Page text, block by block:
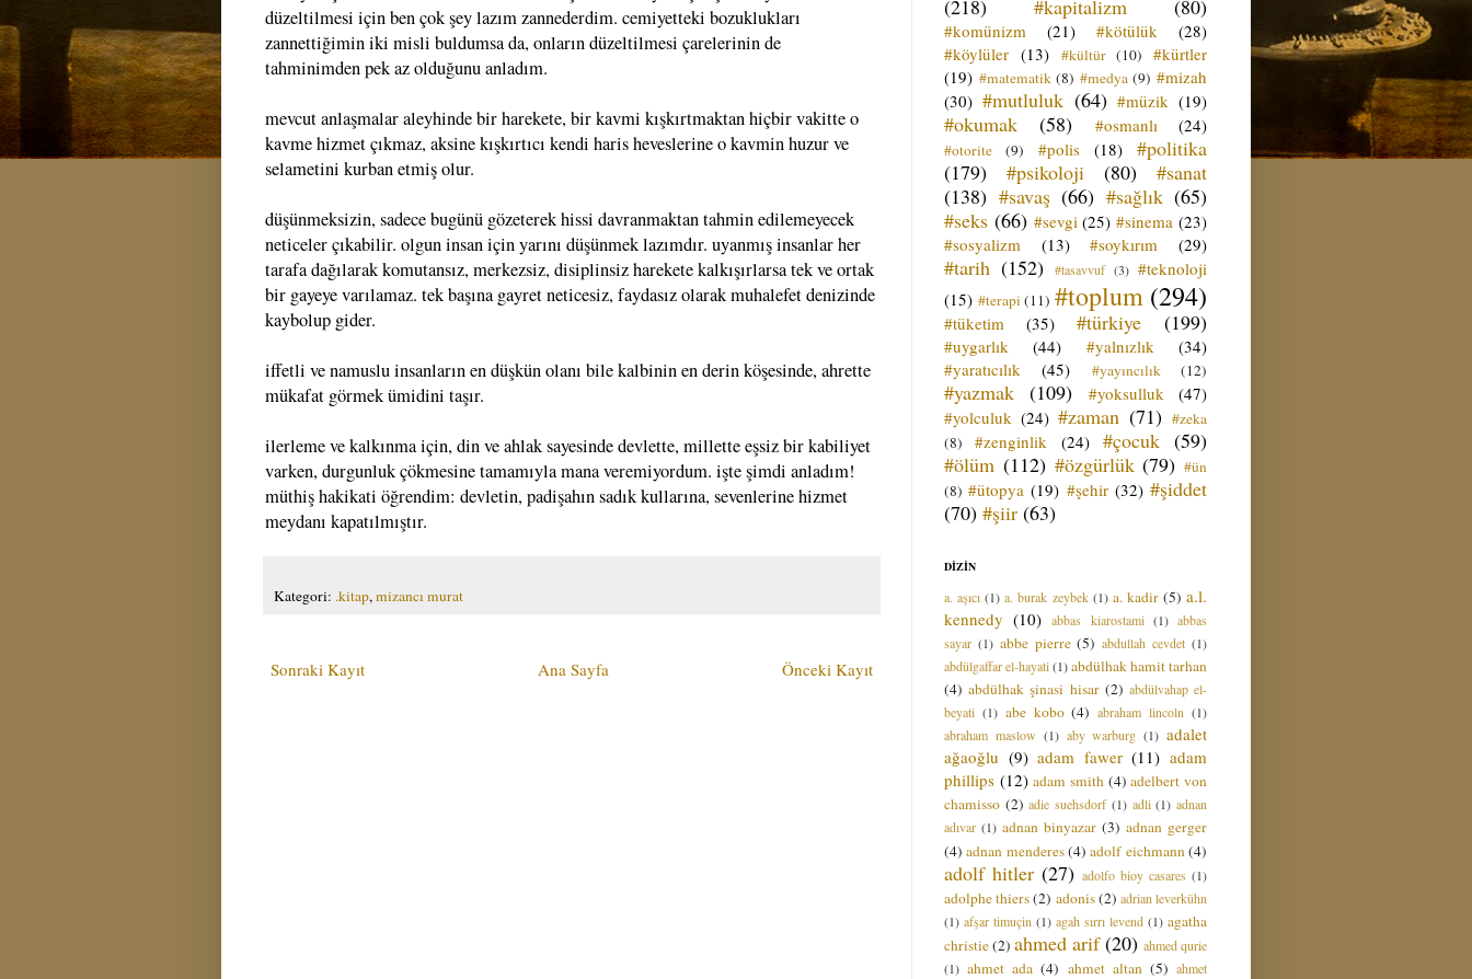
düzeltilmesi için ben çok şey lazım zannederdim. cemiyetteki bozuklukları
zannettiğimin iki misli buldumsa da, onların düzeltilmesi çarelerinin de
tahminimden pek az olduğunu anladım.
mevcut anlaşmalar aleyhinde bir harekete, bir kavmi kışkırtmaktan hiçbir vakitte o
kavme hizmet çıkmaz, aksine kışkırtıcı kendi haris heveslerine o kavmin huzur ve
selametini kurban etmiş olur.
düşünmeksizin, sadece bugünü gözeterek hissi davranmaktan tahmin edilemeyecek
neticeler çıkabilir. olgun insan için yarını düşünmek lazımdır. uyanmış insanlar her
tarafa dağılarak komutansız, merkezsiz, disiplinsiz harekete kalkışırlarsa tek ve ortak
bir gayeye varılamaz. tek başına gayret neticesiz, faydasız olarak muhalefet denizinde
kaybolup gider.
iffetli ve namuslu insanların en düşkün olanı bile kalbinin en derin köşesinde, ahrette
mükafat görmek ümidini taşır.
ilerleme ve kalkınma için, din ve ahlak sayesinde devlette, millette eşsiz bir kabiliyet
varken, durgunluk çökmesine tamamıyla mana veremiyordum. işte şimdi anladım!
müthiş hakikati öğrendim: devletin, padişahın sadık kullarına, sevenlerine hizmet
meydanı kapatılmıştır.
Kategori: .kitap,mizancı murat
Sonraki Kayıt Önceki Kayıt
Ana Sayfa
(218)
#kapitalizm (80)
#komünizm (21) #kötülük
(28)
#köylüler (13) #kültür (10)
#kürtler
(19) #matematik (8) #medya (9) #mizah
(30) #mutluluk (64) #müzik (19)
#okumak (58) #osmanlı (24)
#otorite (9) #polis (18)
#politika
(179)
#psikoloji (80)
#sanat
(138) #savaş (66) #sağlık (65)
#seks (66) #sevgi (25) #sinema (23)
#sosyalizm
(13) #soykırım (29)
#tarih (152) #tasavvuf (3) #teknoloji
(15) #terapi (11) #toplum (294)
#tüketim (35) #türkiye (199)
#uygarlık (44) #yalnızlık
(34)
#yaratıcılık
(45) #yayıncılık (12)
#yazmak (109) #yoksulluk
(47)
#yolculuk (24) #zaman (71) #zeka
(8)
#zenginlik (24) #çocuk (59)
#ölüm (112) #özgürlük (79) #ün
(8) #ütopya (19) #şehir (32) #şiddet
(70) #şiir (63)
DİZİN
a. aşıcı (1) a. burak zeybek (1) a. kadir (5) a.l.
kennedy (10) abbas kiarostami (1) abbas
sayar (1) abbe pierre (5) abdullah cevdet (1)
abdülgaffar el-hayati(1)abdülhak hamit tarhan
(4) abdülhak şinasi hisar (2) abdülvahap el-
beyati (1) abe kobo (4) abraham lincoln (1)
abraham maslow (1) aby warburg (1) adalet
ağaoğlu (9) adam fawer (11) adam
phillips (12) adam smith (4) adelbert von
chamisso (2) adie suehsdorf (1) adli (1) adnan
adıvar (1) adnan binyazar (3) adnan gerger
(4) adnan menderes(4) adolf eichmann (4)
adolf hitler (27) adolfo bioy casares (1)
adolphe thiers(2) adonis(2) adrian leverkühn
(1) afşar timuçin (1) agah sırrı levend (1) agatha
christie(2) ahmed arif (20) ahmed qurie
(1) ahmet ada (4) ahmet altan (5) ahmet